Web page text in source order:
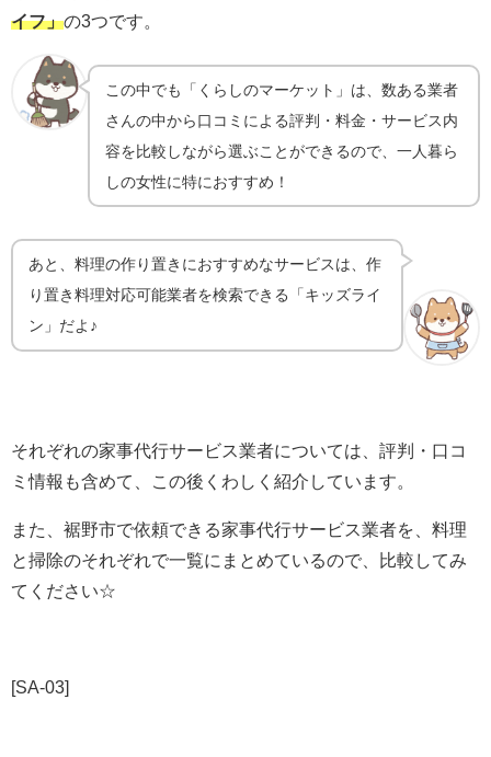
イフ」の3つです。
この中でも「くらしのマーケット」は、数ある業者
さんの中から口コミによる評判・料金・サービス内
容を比較しながら選ぶことができるので、一人暮ら
しの女性に特におすすめ！
あと、料理の作り置きにおすすめなサービスは、作
り置き料理対応可能業者を検索できる「キッズライ
ン」だよ♪
それぞれの家事代行サービス業者については、評判・口コ
ミ情報も含めて、この後くわしく紹介しています。
また、裾野市で依頼できる家事代行サービス業者を、料理
と掃除のそれぞれで一覧にまとめているので、比較してみ
てください☆
[SA-03]